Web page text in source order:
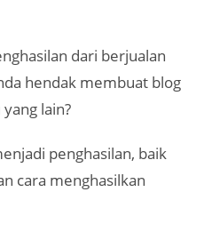
dari berjualan
hendak membuat blog
lain?
penghasilan, baik
cara menghasilkan